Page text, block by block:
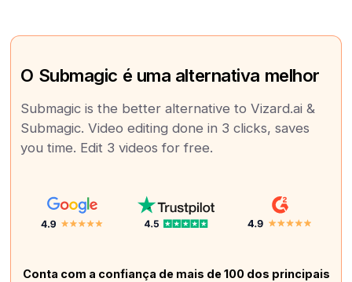
O Submagic é uma alternativa melhor
Submagic is the better alternative to Vizard.ai &
Submagic. Video editing done in 3 clicks, saves
you time. Edit 3 videos for free.
Conta com a confiança de mais de 100 dos principais